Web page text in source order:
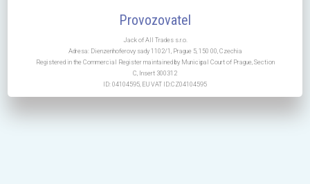
Provozovatel
Jack of All Trades s.r.o.
Adresa: Dienzenhoferovy sady 1102/1, Prague 5, 150 00, Czechia
Registered in the Commercial Register maintained by Municipal Court of Prague, Section
C, Insert 300312
ID: 04104595, EU VAT ID:CZ04104595